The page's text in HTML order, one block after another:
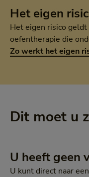
Het eigen
Het eigen risico
oefentherapie die
Zo werkt het eigen
Dit moet u
U heeft geen
U kunt direct naar